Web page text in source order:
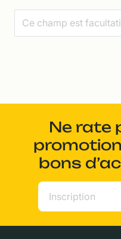
Ne rate
bons